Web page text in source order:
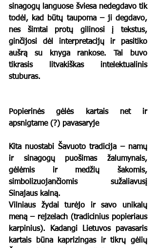
sinagogų languose šviesa nedegdavo tik
todėl, kad būtų taupoma – ji degdavo,
nes šimtai protų gilinosi į tekstus,
ginčijosi dėl interpretacijų ir pasitiko
aušrą su knyga rankose. Tai buvo
tikrasis litvakiškas intelektualinis
stuburas.
Popierinės gėlės kartais net ir
apsnigtame (?) pavasaryje
Kita nuostabi Šavuoto tradicija – namų
ir sinagogų puošimas žalumynais,
gėlėmis ir medžių šakomis,
simbolizuojančiomis sužaliavusį
Sinajaus kalną.
Vilniaus žydai turėjo ir savo unikalų
meną – rejzelach (tradicinius popieriaus
karpinius). Kadangi Lietuvos pavasaris
kartais būna kaprizingas ir tikrų gėlių